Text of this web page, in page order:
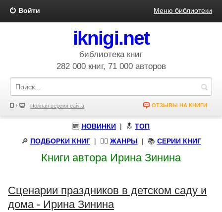
Войти Меню библиотеки
iknigi.net
библиотека книг
282 000 книг, 71 000 авторов
Полная версия сайта ОТЗЫВЫ НА КНИГИ
🆕 НОВИНКИ | 🔝 ТОП
🔎 ПОДБОРКИ КНИГ| 🧝‍♀️ ЖАНРЫ | 📚 СЕРИИ КНИГ
Книги автора Ирина Зинина
Сценарии праздников в детском саду и
дома - Ирина Зинина